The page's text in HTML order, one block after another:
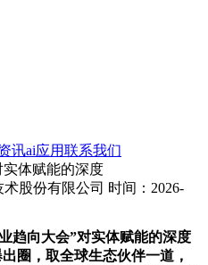
讯ai应用联系我们
实体赋能的深度
股份有限公司 时间：2026-
向大会”对实体赋能的深度
圈，取全球生态伙伴一道，